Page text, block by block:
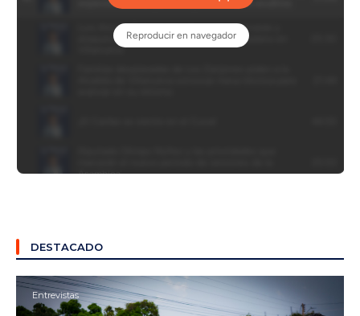
DESTACADO
Entrevistas